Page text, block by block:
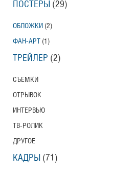
ПОСТЕРЫ (29)
ОБЛОЖКИ (2)
ФАН-АРТ (1)
ТРЕЙЛЕР (2)
СЪЕМКИ
ОТРЫВОК
ИНТЕРВЬЮ
ТВ-РОЛИК
ДРУГОЕ
КАДРЫ (71)